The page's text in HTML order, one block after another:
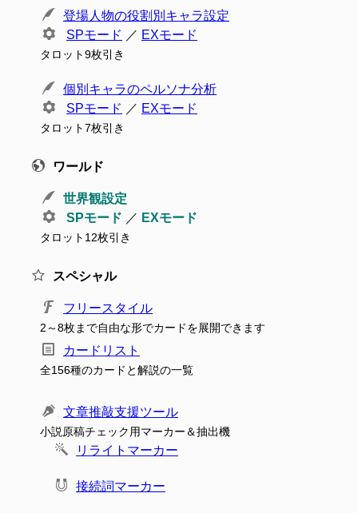
登場人物の役割別キャラ設定
SPモード ／ EXモード
タロット9枚引き
個別キャラのペルソナ分析
SPモード ／ EXモード
タロット7枚引き
ワールド
世界観設定
SPモード ／ EXモード
タロット12枚引き
スペシャル
フリースタイル
2～8枚まで自由な形でカードを展開できます
カードリスト
全156種のカードと解説の一覧
文章推敲支援ツール
小説原稿チェック用マーカー＆抽出機
リライトマーカー
接続詞マーカー